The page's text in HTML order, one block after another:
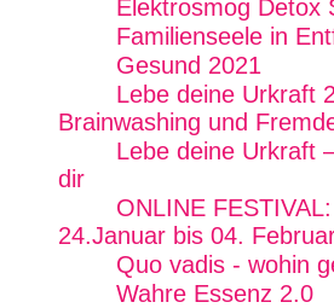
Elektrosmog Detox
Familienseele in
Gesund 2021
Lebe deine Urkraft
Brainwashing und
Lebe deine Urkraft
dir
ONLINE
24.Januar bis 04.
Quo vadis - wohin
Wahre Essenz 2.0